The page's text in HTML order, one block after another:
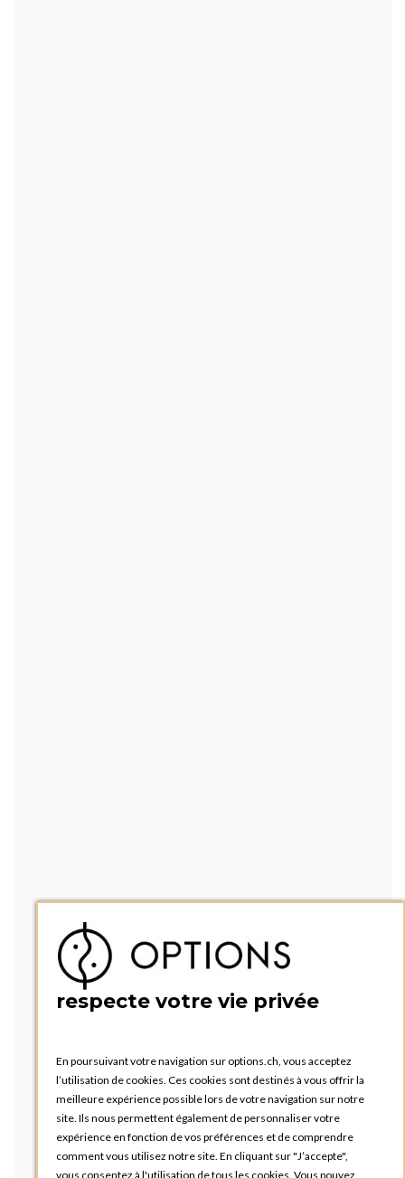
respecte votre vie privée
En poursuivant votre navigation sur options.ch, vous acceptez
l’utilisation de cookies. Ces cookies sont destinés à vous offrir la
meilleure expérience possible lors de votre navigation sur notre
site. Ils nous permettent également de personnaliser votre
expérience en fonction de vos préférences et de comprendre
comment vous utilisez notre site. En cliquant sur "J’accepte",
vous consentez à l'utilisation de tous les cookies. Vous pouvez